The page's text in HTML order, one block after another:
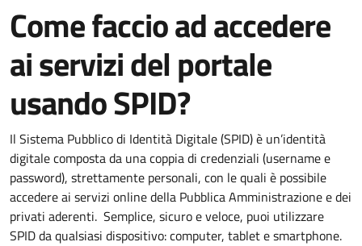
Come faccio ad accedere
ai servizi del portale
usando SPID?
Il Sistema Pubblico di Identità Digitale (SPID) è un’identità
digitale composta da una coppia di credenziali (username e
password), strettamente personali, con le quali è possibile
accedere ai servizi online della Pubblica Amministrazione e dei
privati aderenti. Semplice, sicuro e veloce, puoi utilizzare
SPID da qualsiasi dispositivo: computer, tablet e smartphone.